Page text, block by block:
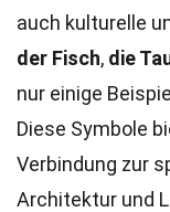
auch kulturelle
der Fisch, die
nur einige
Diese Symbole
Verbindung zur
Architektur und